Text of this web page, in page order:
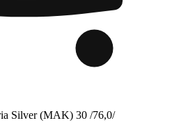
Silver (MAK) 30 /76,0/